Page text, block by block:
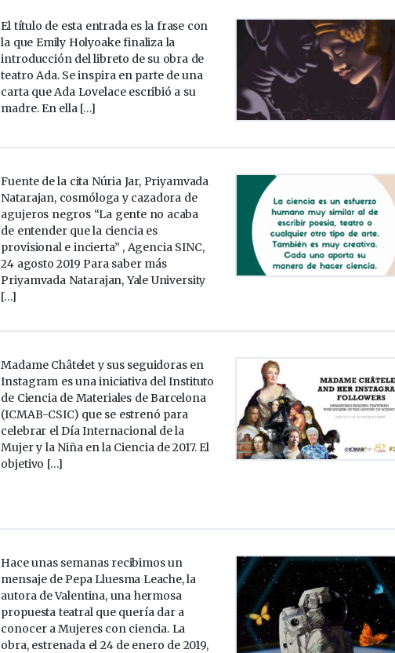
El título de esta entrada es la frase con
la que Emily Holyoake finaliza la
introducción del libreto de su obra de
teatro Ada. Se inspira en parte de una
carta que Ada Lovelace escribió a su
madre. En ella […]
Fuente de la cita Núria Jar, Priyamvada
Natarajan, cosmóloga y cazadora de
agujeros negros “La gente no acaba
de entender que la ciencia es
provisional e incierta” , Agencia SINC,
24 agosto 2019 Para saber más
Priyamvada Natarajan, Yale University
[…]
Madame Châtelet y sus seguidoras en
Instagram es una iniciativa del Instituto
de Ciencia de Materiales de Barcelona
(ICMAB-CSIC) que se estrenó para
celebrar el Día Internacional de la
Mujer y la Niña en la Ciencia de 2017. El
objetivo […]
Hace unas semanas recibimos un
mensaje de Pepa Lluesma Leache, la
autora de Valentina, una hermosa
propuesta teatral que quería dar a
conocer a Mujeres con ciencia. La
obra, estrenada el 24 de enero de 2019,